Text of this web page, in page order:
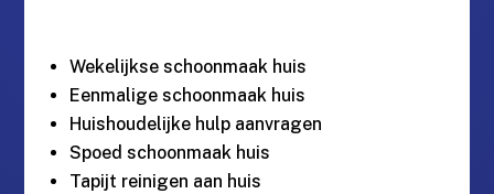
Wekelijkse schoonmaak huis
Eenmalige schoonmaak huis
Huishoudelijke hulp aanvragen
Spoed schoonmaak huis
Tapijt reinigen aan huis